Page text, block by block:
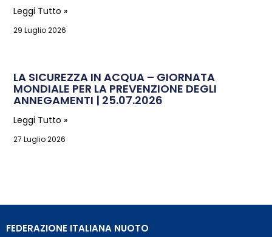
Leggi Tutto »
29 Luglio 2026
LA SICUREZZA IN ACQUA – GIORNATA
MONDIALE PER LA PREVENZIONE DEGLI
ANNEGAMENTI | 25.07.2026
Leggi Tutto »
27 Luglio 2026
FEDERAZIONE ITALIANA NUOTO